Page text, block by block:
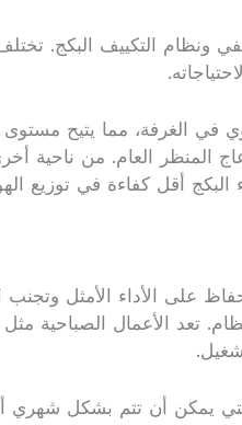
ونظام التكييف البكج.
في الغرفة، مما يتيح
المنظر العام. من ناحية
أقل كفاءة في توزيع
على الأداء الأمثل
تعد الأعمال الصباحية
يمكن أن تتم بشكل